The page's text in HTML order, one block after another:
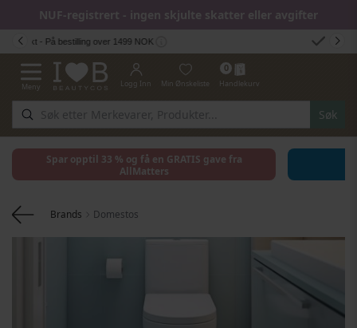
NUF-registrert - ingen skjulte skatter eller avgifter
Hopp til innhold
Rask Levering - 2-5 dager
Toggle Nav
Meny
Søk
Logg Inn Min Ønskeliste
0
Handlekurv
Spar opptil 33 % og få en GRATIS gave fra
AllMatters
Brands Domestos